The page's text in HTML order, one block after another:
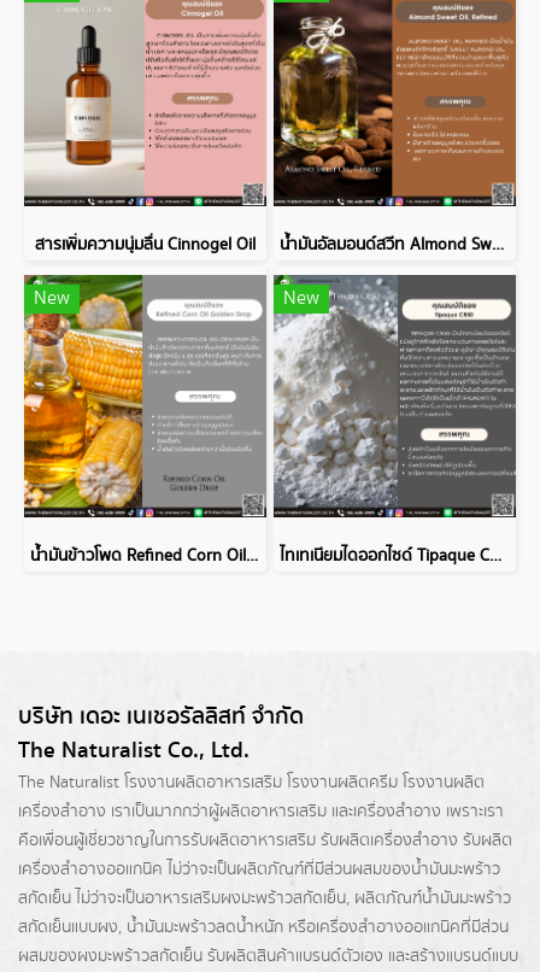
สารเพิ่มความนุ่มลื่น Cinnogel Oil น้ำมันอัลมอนด์สวีท Almond Sweet Oil, Refined
New
น้ำมันข้าวโพด Refined Corn Oil Golden Drop
New
ไทเทเนียมไดออกไซด์ Tipaque CR50
บริษัท เดอะ เนเชอรัลลิสท์ จำกัด
The Naturalist Co., Ltd.
The Naturalist โรงงานผลิตอาหารเสริม โรงงานผลิตครีม โรงงานผลิต
เครื่องสำอาง เราเป็นมากกว่าผู้ผลิตอาหารเสริม และเครื่องสำอาง เพราะเรา
คือเพื่อนผู้เชี่ยวชาญในการรับผลิตอาหารเสริม รับผลิตเครื่องสำอาง รับผลิต
เครื่องสำอางออแกนิค ไม่ว่าจะเป็นผลิตภัณฑ์ที่มีส่วนผสมของน้ำมันมะพร้าว
สกัดเย็น ไม่ว่าจะเป็นอาหารเสริมผงมะพร้าวสกัดเย็น, ผลิตภัณฑ์น้ำมันมะพร้าว
สกัดเย็นแบบผง, น้ำมันมะพร้าวลดน้ำหนัก หรือเครื่องสำอางออแกนิคที่มีส่วน
ผสมของผงมะพร้าวสกัดเย็น รับผลิตสินค้าแบรนด์ตัวเอง และสร้างแบรนด์แบบ